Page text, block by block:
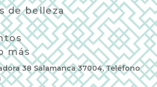
de belleza
más
38 Salamanca 37004, Teléfono